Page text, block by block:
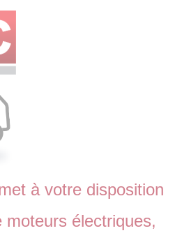
à votre disposition
moteurs électriques,